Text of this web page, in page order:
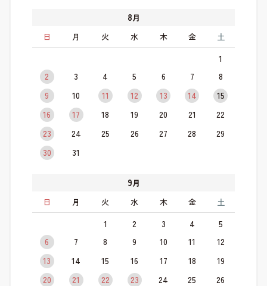
8月
日
月 火 水 木 金 土
1
2
3 4 5 6 7
8
9
10 11 12 13 14
15
16
17 18 19 20 21
22
23
24 25 26 27 28
29
30
31
9月
日
月 火 水 木 金 土
1 2 3 4
5
6
7 8 9 10 11
12
13
14 15 16 17 18
19
20
21 22 23 24 25
26